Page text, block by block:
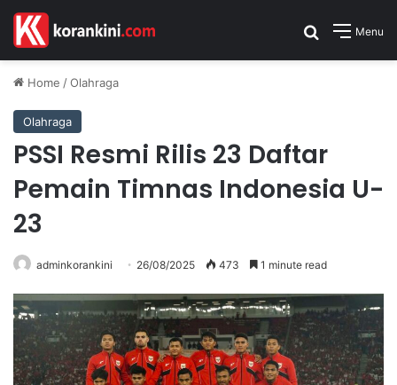
Menu
Search for
Home /Olahraga
Olahraga
PSSI Resmi Rilis 23 Daftar
Pemain Timnas Indonesia U-
23
adminkorankini 26/08/2025 473 1 minute read